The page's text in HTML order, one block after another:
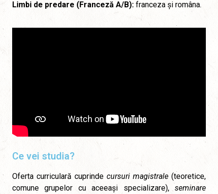
Limbi de predare (Franceză A/B): franceza și româna.
Ce vei studia?
Oferta curriculară cuprinde cursuri magistrale (teoretice,
comune grupelor cu aceeași specializare), seminare